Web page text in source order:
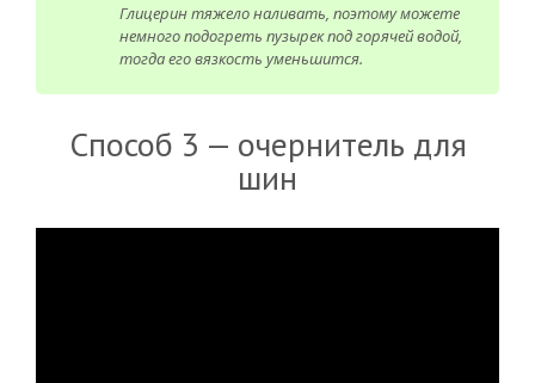
Глицерин тяжело наливать, поэтому можете
немного подогреть пузырек под горячей водой,
тогда его вязкость уменьшится.
Способ 3 — очернитель для
шин